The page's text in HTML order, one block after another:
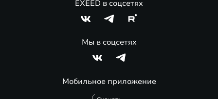
Мобильное приложение
EXEED в соцсетях
Мы в соцсетях